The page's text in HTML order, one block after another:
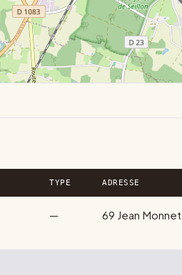
TYPE ADRESSE
— 69 Jean Monnet